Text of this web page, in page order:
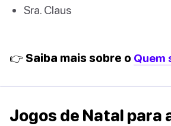
Sra. Claus
👉 Saiba mais sobre o Quem
Jogos de Natal para